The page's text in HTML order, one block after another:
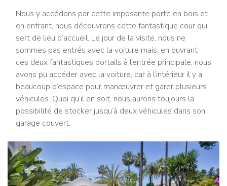
Nous y accédons par cette imposante porte en bois et
en entrant, nous découvrons cette fantastique cour qui
sert de lieu d’accueil. Le jour de la visite, nous ne
sommes pas entrés avec la voiture mais, en ouvrant
ces deux fantastiques portails à l’entrée principale, nous
avons pu accéder avec la voiture, car à l’intérieur il y a
beaucoup d’espace pour manœuvrer et garer plusieurs
véhicules. Quoi qu’il en soit, nous aurons toujours la
possibilité de stocker jusqu’à deux véhicules dans son
garage couvert.